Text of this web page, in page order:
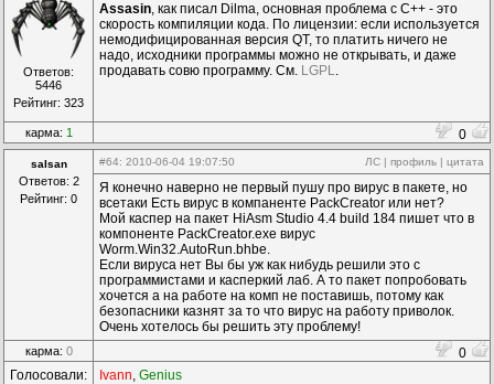
Ответов:
5446
Рейтинг: 323
Assasin, как писал Dilma, основная проблема с C++ - это
скорость компиляции кода. По лицензии: если используется
немодифицированная версия QT, то платить ничего не
надо, исходники программы можно не открывать, и даже
продавать совю программу. См. LGPL.
карма: 1 0
salsan
Ответов: 2
Рейтинг: 0
#64: 2010-06-04 19:07:50 ЛС | профиль | цитата
Я конечно наверно не первый пушу про вирус в пакете, но
всетаки Есть вирус в компаненте PackCreator или нет?
Мой каспер на пакет HiAsm Studio 4.4 build 184 пишет что в
компоненте PackCreator.exe вирус
Worm.Win32.AutoRun.bhbe.
Если вируса нет Вы бы уж как нибудь решили это с
программистами и касперкий лаб. А то пакет попробовать
хочется а на работе на комп не поставишь, потому как
безопасники казнят за то что вирус на работу приволок.
Очень хотелось бы решить эту проблему!
карма: 0
0
Голосовали:
Ivann, Genius